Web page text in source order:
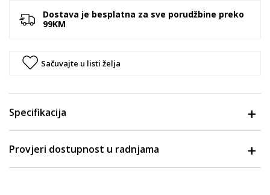
Dostava je besplatna za sve porudžbine preko
99KM
Sačuvajte u listi želja
Specifikacija
Provjeri dostupnost u radnjama